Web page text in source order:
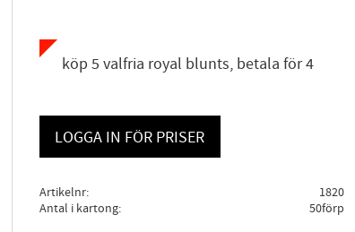
köp 5 valfria royal blunts, betala för 4
LOGGA IN FÖR PRISER
Artikelnr
1820
Antal i kartong
50förp